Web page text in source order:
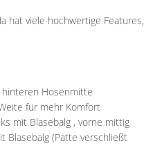
hat viele hochwertige Features,
Hosenmitte
für mehr Komfort
mit Blasebalg , vorne mittig
Blasebalg (Patte verschließt